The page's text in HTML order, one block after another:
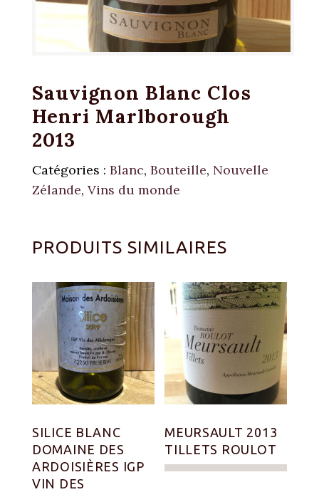
Sauvignon Blanc Clos
Henri Marlborough
2013
Catégories : Blanc, Bouteille, Nouvelle
Zélande, Vins du monde
PRODUITS SIMILAIRES
SILICE BLANC
DOMAINE DES
ARDOISIÈRES IGP
VIN DES
MEURSAULT 2013
TILLETS ROULOT